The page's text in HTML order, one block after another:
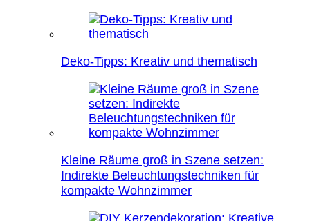
Deko-Tipps: Kreativ und thematisch
Kleine Räume groß in Szene setzen:
Indirekte Beleuchtungstechniken für
kompakte Wohnzimmer